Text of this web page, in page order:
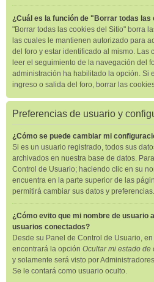
¿Cuál es la función de "Borrar todas las
"Borrar todas las cookies del Sitio" borra
las cuales le mantienen autorizado para
del foro y estar identificado al mismo. Las
leer el seguimiento de la navegación del
administración ha habilitado la opción. Si
ingreso o salida del foro, borrar las
Preferencias de usuario y
¿Cómo se puede cambiar mi
Si es un usuario registrado, todos sus
archivados en nuestra base de datos.
Control de Usuario; haciendo clic en su
encuentra en la parte superior de las
permitirá cambiar sus datos y preferencias.
¿Cómo evito que mi nombre de usuario
usuarios conectados?
Desde su Panel de Control de Usuario,
encontrará la opción Ocultar mi estado de
y solamente será visto por
Se le contará como usuario oculto.